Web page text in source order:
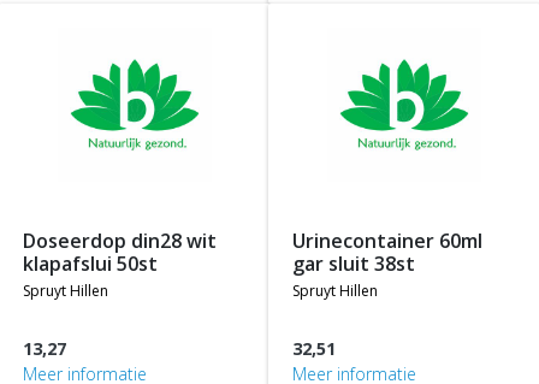
doseerdop din28 wit
klapafslui 50st
spruyt hillen
13,27
Meer informatie
urinecontainer 60ml
gar sluit 38st
spruyt hillen
32,51
Meer informatie